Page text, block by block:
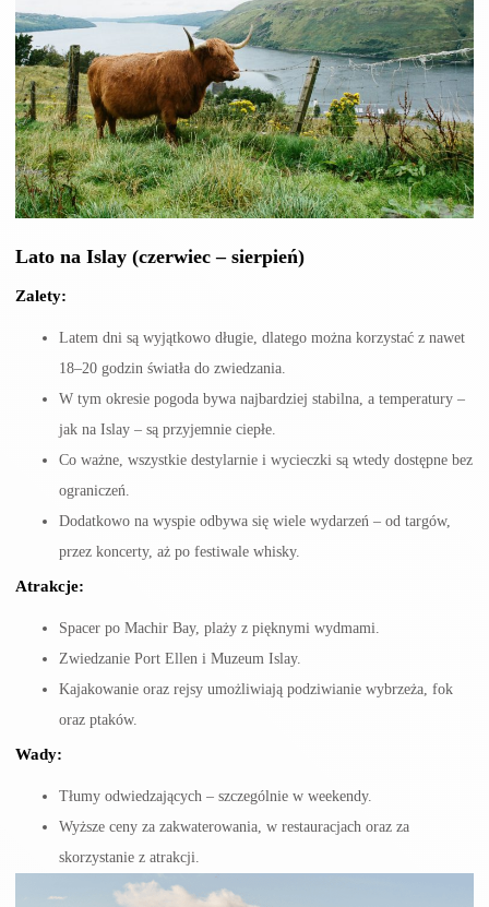
Lato na Islay (czerwiec – sierpień)
Zalety:
Latem dni są wyjątkowo długie, dlatego można korzystać z nawet
18–20 godzin światła do zwiedzania.
W tym okresie pogoda bywa najbardziej stabilna, a temperatury –
jak na Islay – są przyjemnie ciepłe.
Co ważne, wszystkie destylarnie i wycieczki są wtedy dostępne bez
ograniczeń.
Dodatkowo na wyspie odbywa się wiele wydarzeń – od targów,
przez koncerty, aż po festiwale whisky.
Atrakcje:
Spacer po Machir Bay, plaży z pięknymi wydmami.
Zwiedzanie Port Ellen i Muzeum Islay.
Kajakowanie oraz rejsy umożliwiają podziwianie wybrzeża, fok
oraz ptaków.
Wady:
Tłumy odwiedzających – szczególnie w weekendy.
Wyższe ceny za zakwaterowania, w restauracjach oraz za
skorzystanie z atrakcji.